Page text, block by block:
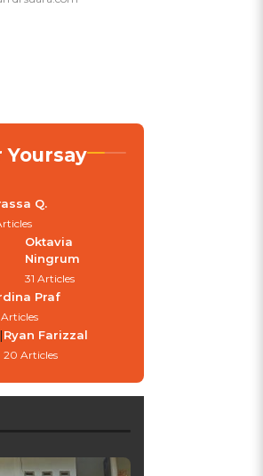
Q.
Oktavia
Ningrum
31 Articles
Praf
Articles
Ryan Farizzal
20 Articles